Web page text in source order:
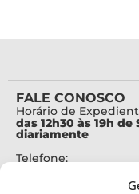
FALE CONOSCO
Horário de
das 12h30 às 19h
diariamente
Telefone: